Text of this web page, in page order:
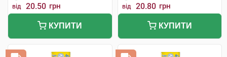
від 20.50 грн
КУПИТИ
від 20.80 грн
КУПИТИ